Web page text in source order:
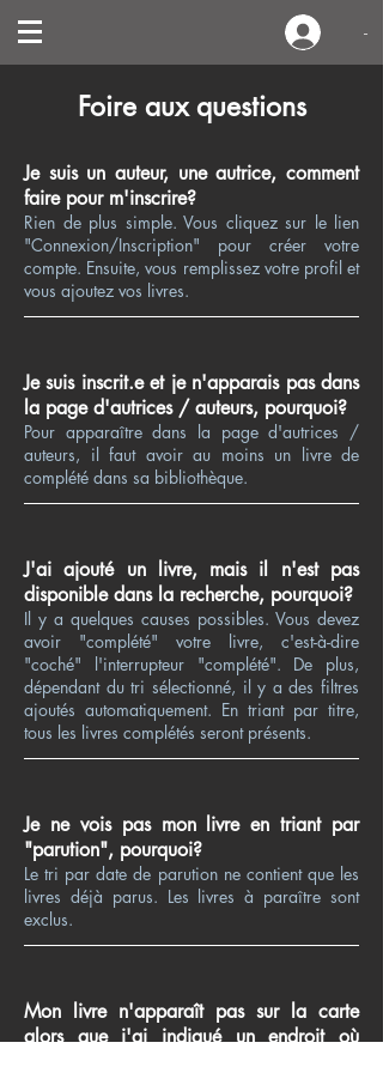
-
Foire aux questions
Je suis un auteur, une autrice, comment
faire pour m'inscrire?
Rien de plus simple. Vous cliquez sur le lien
"Connexion/Inscription" pour créer votre
compte. Ensuite, vous remplissez votre profil et
vous ajoutez vos livres.
Je suis inscrit.e et je n'apparais pas dans
la page d'autrices / auteurs, pourquoi?
Pour apparaître dans la page d'autrices /
auteurs, il faut avoir au moins un livre de
complété dans sa bibliothèque.
J'ai ajouté un livre, mais il n'est pas
disponible dans la recherche, pourquoi?
Il y a quelques causes possibles. Vous devez
avoir "complété" votre livre, c'est-à-dire
"coché" l'interrupteur "complété". De plus,
dépendant du tri sélectionné, il y a des filtres
ajoutés automatiquement. En triant par titre,
tous les livres complétés seront présents.
Je ne vois pas mon livre en triant par
"parution", pourquoi?
Le tri par date de parution ne contient que les
livres déjà parus. Les livres à paraître sont
exclus.
Mon livre n'apparaît pas sur la carte
alors que j'ai indiqué un endroit où